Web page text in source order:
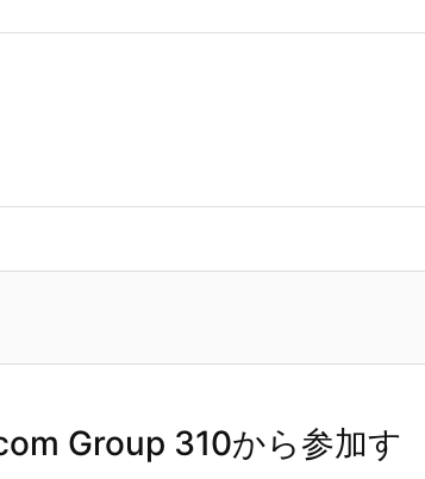
Group 310から参加す